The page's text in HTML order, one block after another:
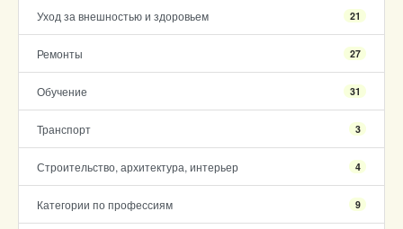
Уход за внешностью и здоровьем 21
Ремонты 27
Обучение 31
Транспорт 3
Строительство, архитектура, интерьер 4
Категории по профессиям 9